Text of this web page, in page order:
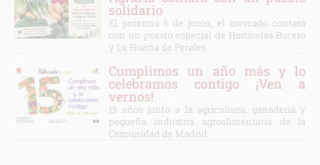
solidario
El próximo 6 de junio, el mercado contará
con un puesto especial de Hortícolas Bucero
y La Huerta de Perales
Cumplimos un año más y lo
celebramos contigo ¡Ven a
vernos!
15 años junto a la agricultura, ganadería y
pequeña industria agroalimentaria de la
Comunidad de Madrid